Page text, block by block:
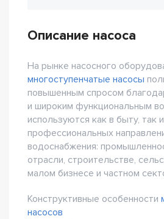
Описание насоса
На рынке насосного
многоступенчатые насосы
повышенным спросом
и широким функциональным
используются как в быту, так
профессиональных
водоснабжения:
отрасли, строительстве,
малом бизнесе и частном
Конструктивные особенности
насосов